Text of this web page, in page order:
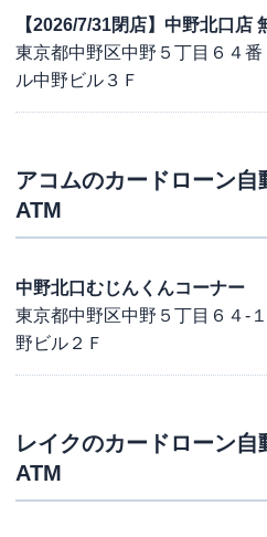
【2026/7/31閉店】中野北口店
東京都中野区中野５丁目６４
ル中野ビル３Ｆ
アコムのカードローン自
ATM
中野北口むじんくんコーナー
東京都中野区中野５丁目６４-
野ビル２Ｆ
レイクのカードローン自
ATM